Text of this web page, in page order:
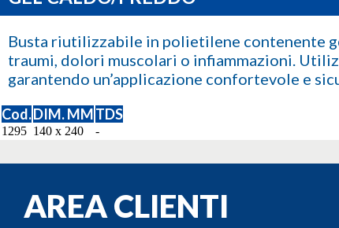
Busta riutilizzabile in polietilene contenente
traumi, dolori muscolari o infiammazioni.
garantendo un’applicazione confortevole e
Cod.DIM. MMTDS
1295 140 x 240 -
AREA CLIENTI